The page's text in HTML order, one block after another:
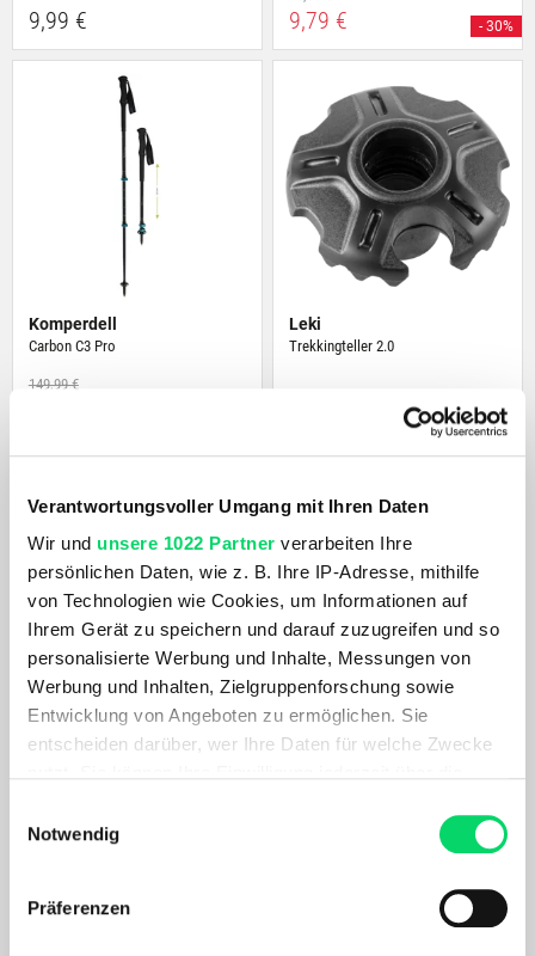
Verantwortungsvoller Umgang mit Ihren Daten
Wir und unsere 1022 Partner verarbeiten Ihre
persönlichen Daten, wie z. B. Ihre IP-Adresse, mithilfe
von Technologien wie Cookies, um Informationen auf
Ihrem Gerät zu speichern und darauf zuzugreifen und so
personalisierte Werbung und Inhalte, Messungen von
Werbung und Inhalten, Zielgruppenforschung sowie
Entwicklung von Angeboten zu ermöglichen. Sie
entscheiden darüber, wer Ihre Daten für welche Zwecke
Trigger Symbol ändern oder widerrufen
Informationen über Ihre geografische Lage
Notwendig
Präferenzen
9,99 € 9,79 € - 30%
Komperdell
Carbon C3 Pro
149,99 €
Leki
Trekkingteller 2.0
Leki
Makalu FX TA Aluminium
Leki
Powergrip Pad f.Speed Tip